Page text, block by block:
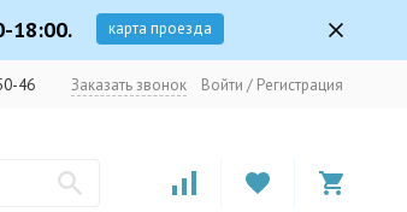
18:00. карта проезда
46 Заказать звонок Войти / Регистрация